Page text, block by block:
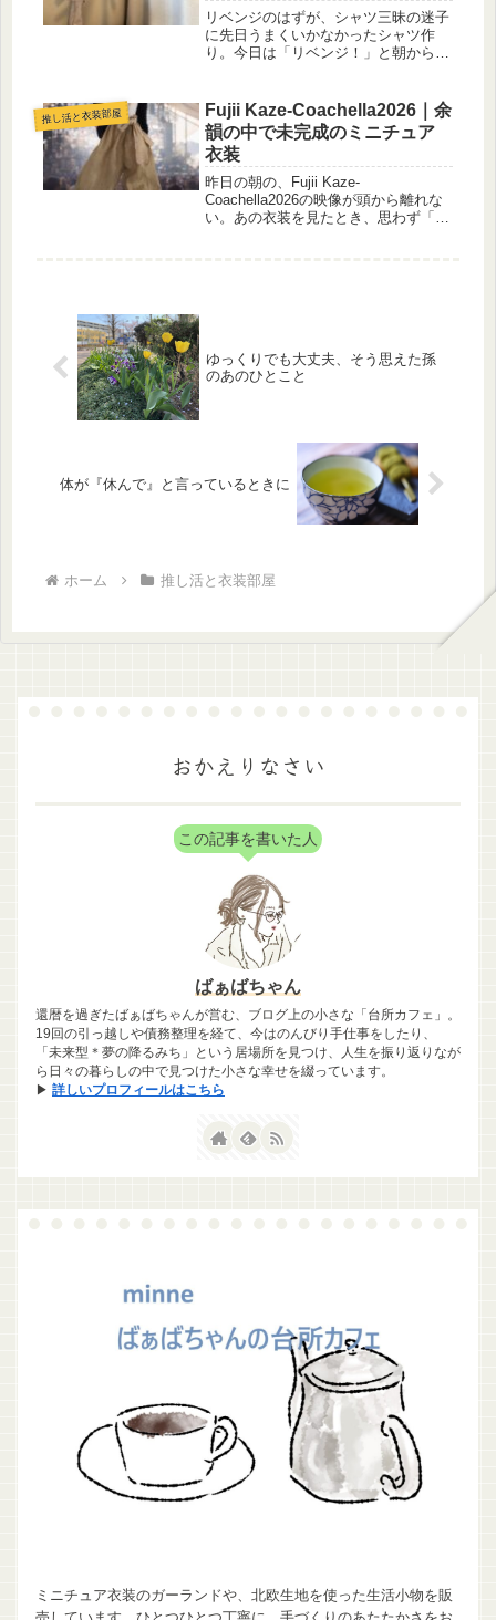
リベンジのはずが、シャツ三昧の迷子
に先日うまくいかなかったシャツ作
り。今日は「リベンジ！」と朝からミ
し」最初の一枚。サイズはなんとかい
い感じ。形にもなっている。でも
――「う...
推し活と衣装部屋
Fujii Kaze-Coachella2026｜余
韻の中で未完成のミニチュア
衣装
昨日の朝の、Fujii Kaze-
Coachella2026の映像が頭から離れな
い。あの衣装を見たとき、思わず「う
ゆっくりでも大丈夫、そう思えた孫
のあのひとこと
体が『休んで』と言っているときに
ホーム 推し活と衣装部屋
おかえりなさい
この記事を書いた人
ばぁばちゃん
還暦を過ぎたばぁばちゃんが営む、ブログ上の小さな「台所カフェ」。
19回の引っ越しや債務整理を経て、今はのんびり手仕事をしたり、
「未来型＊夢の降るみち」という居場所を見つけ、人生を振り返りなが
ら日々の暮らしの中で見つけた小さな幸せを綴っています。
▶ 詳しいプロフィールはこちら
ミニチュア衣装のガーランドや、北欧生地を使った生活小物を販